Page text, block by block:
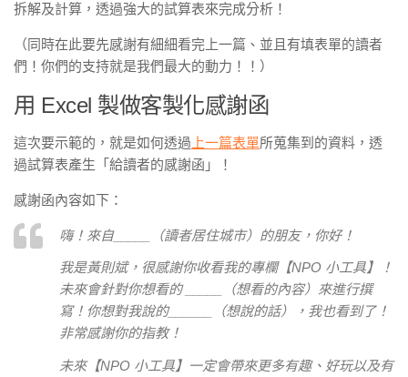
拆解及計算，透過強大的試算表來完成分析！
（同時在此要先感謝有細細看完上一篇、並且有填表單的讀者
們！你們的支持就是我們最大的動力！！）
用 Excel 製做客製化感謝函
這次要示範的，就是如何透過 上一篇表單所蒐集到的資料，透
過試算表產生「給讀者的感謝函」！
感謝函內容如下：
嗨！來自_____（讀者居住城市）的朋友，你好！
我是黃則斌，很感謝你收看我的專欄【NPO 小工具】！
未來會針對你想看的 _____（想看的內容）來進行撰
寫！你想對我說的______（想說的話），我也看到了！
非常感謝你的指教！
未來【NPO 小工具】一定會帶來更多有趣、好玩以及有